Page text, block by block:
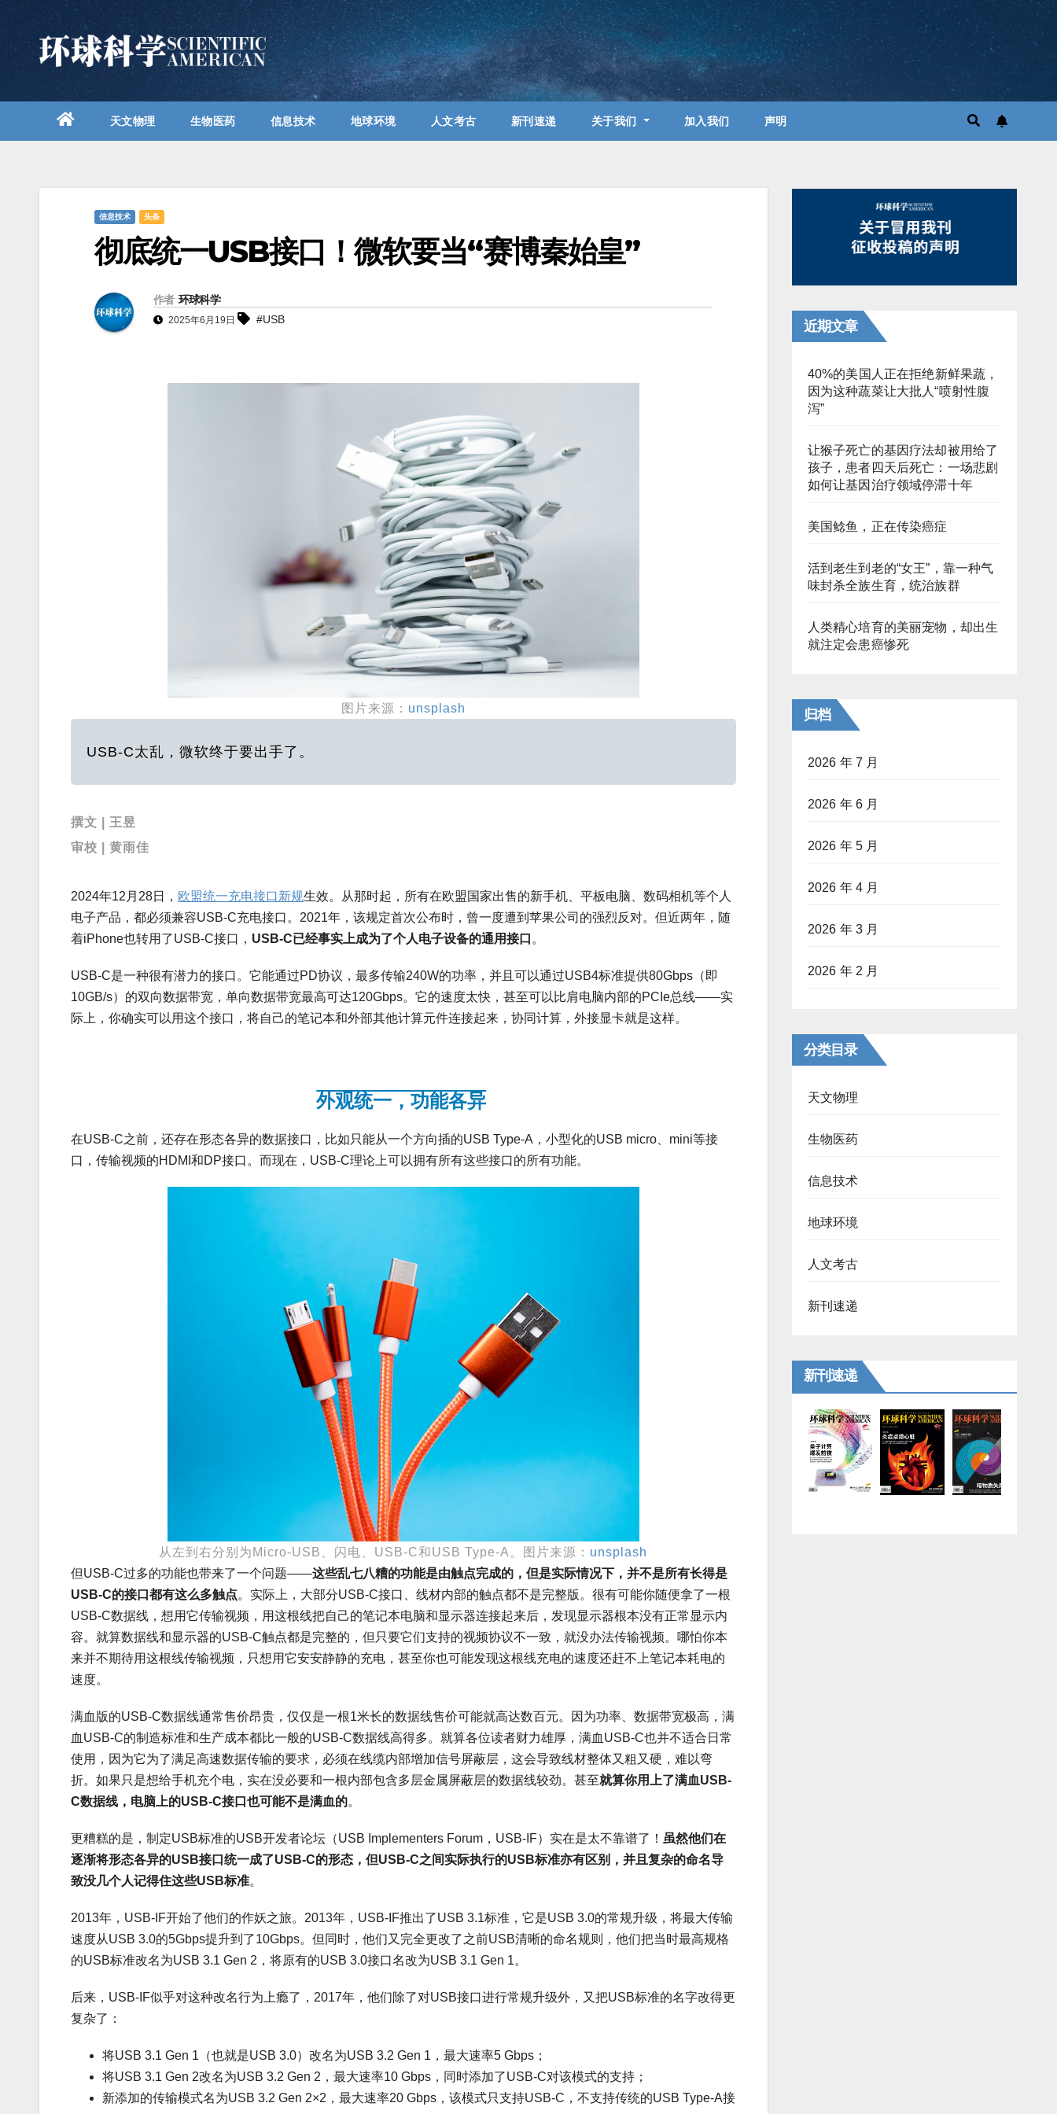
天文物理 生物医药 信息技术 地球环境 人文考古 新刊速递 关于我们 加入我们 声明
信息技术 头条
彻底统一USB接口！微软要当“赛博秦始皇”
作者 环球科学
2025年6月19日 #USB
图片来源： unsplash
USB-C太乱，微软终于要出手了。
撰文 | 王昱
审校 | 黄雨佳
2024年12月28日， 欧盟统一充电接口新规生效。从那时起，所有在欧盟国家出售的新手机、平板电脑、数码相机等个人
电子产品，都必须兼容USB-C充电接口。2021年，该规定首次公布时，曾一度遭到苹果公司的强烈反对。但近两年，随
着iPhone也转用了USB-C接口， USB-C已经事实上成为了个人电子设备的通用接口 。
USB-C是一种很有潜力的接口。它能通过PD协议，最多传输240W的功率，并且可以通过USB4标准提供80Gbps（即
10GB/s）的双向数据带宽，单向数据带宽最高可达120Gbps。它的速度太快，甚至可以比肩电脑内部的PCIe总线——实
际上，你确实可以用这个接口，将自己的笔记本和外部其他计算元件连接起来，协同计算，外接显卡就是这样。
外观统一，功能各异
在USB-C之前，还存在形态各异的数据接口，比如只能从一个方向插的USB Type-A，小型化的USB micro、mini等接
口，传输视频的HDMI和DP接口。而现在，USB-C理论上可以拥有所有这些接口的所有功能。
从左到右分别为Micro-USB、闪电、USB-C和USB Type-A。图片来源： unsplash
但USB-C过多的功能也带来了一个问题——这些乱七八糟的功能是由触点完成的，但是实际情况下，并不是所有长得是
USB-C的接口 都有这么多触点。实际上，大部分USB-C接口、线材内部的触点都不是完整版。很有可能你随便拿了一根
USB-C数据线，想用它传输视频，用这根线把自己的笔记本电脑和显示器连接起来后，发现显示器根本没有正常显示内
容。就算数据线和显示器的USB-C触点都是完整的，但只要它们支持的视频协议不一致，就没办法传输视频。哪怕你本
来并不期待用这根线传输视频，只想用它安安静静的充电，甚至你也可能发现这根线充电的速度还赶不上笔记本耗电的
速度。
满血版的USB-C数据线通常售价昂贵，仅仅是一根1米长的数据线售价可能就高达数百元。因为功率、数据带宽极高，满
血USB-C的制造标准和生产成本都比一般的USB-C数据线高得多。就算各位读者财力雄厚，满血USB-C也并不适合日常
使用，因为它为了满足高速数据传输的要求，必须在线缆内部增加信号屏蔽层，这会导致线材整体又粗又硬，难以弯
折。如果只是想给手机充个电，实在没必要和一根内部包含多层金属屏蔽层的数据线较劲。甚至就算你用上了满血USB-
C数据线，电脑上的USB-C接口也可能不是满血的。
更糟糕的是，制定USB标准的USB开发者论坛（USB Implementers Forum，USB-IF）实在是太不靠谱了！ 虽然他们在
逐渐将形态各异的USB接口统一成了USB-C的形态，但USB-C之间实际执行的USB标准亦有区别，并且复杂的命名导
致没几个人记得住这些USB标准。
2013年，USB-IF开始了他们的作妖之旅。2013年，USB-IF推出了USB 3.1标准，它是USB 3.0的常规升级，将最大传输
速度从USB 3.0的5Gbps提升到了10Gbps。但同时，他们又完全更改了之前USB清晰的命名规则，他们把当时最高规格
的USB标准改名为USB 3.1 Gen 2，将原有的USB 3.0接口名改为USB 3.1 Gen 1。
后来，USB-IF似乎对这种改名行为上瘾了，2017年，他们除了对USB接口进行常规升级外，又把USB标准的名字改得更
复杂了：
将USB 3.1 Gen 1（也就是USB 3.0）改名为USB 3.2 Gen 1，最大速率5 Gbps；
将USB 3.1 Gen 2改名为USB 3.2 Gen 2，最大速率10 Gbps，同时添加了USB-C对该模式的支持；
新添加的传输模式名为USB 3.2 Gen 2×2，最大速率20 Gbps，该模式只支持USB-C，不支持传统的USB Type-A接
近期文章
40%的美国人正在拒绝新鲜果蔬，
因为这种蔬菜让大批人“喷射性腹
泻”
让猴子死亡的基因疗法却被用给了
孩子，患者四天后死亡：一场悲剧
如何让基因治疗领域停滞十年
美国鲶鱼，正在传染癌症
活到老生到老的“女王”，靠一种气
味封杀全族生育，统治族群
人类精心培育的美丽宠物，却出生
就注定会患癌惨死
归档
2026 年 7 月
2026 年 6 月
2026 年 5 月
2026 年 4 月
2026 年 3 月
2026 年 2 月
分类目录
天文物理
生物医药
信息技术
地球环境
人文考古
新刊速递
新刊速递